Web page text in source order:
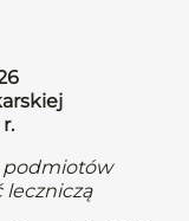
podmiotów
leczniczą